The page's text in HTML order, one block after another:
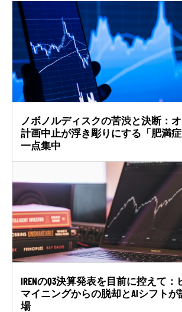
ノボノルディスクの苦渋と決断：
計画中止が浮き彫りにする「肥満
一点集中
IRENのQ3決算発表を目前に控えて
マイニングからの脱却とAIシフト
場